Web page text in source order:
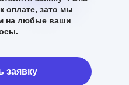
заявку
оплате, зато мы
на любые ваши